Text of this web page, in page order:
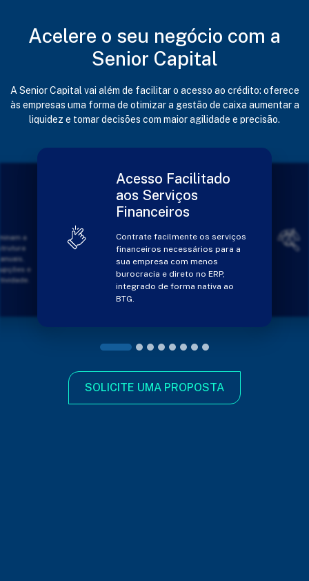
Acelere o seu negócio com a
Senior Capital
A Senior Capital vai além de facilitar o acesso ao crédito: oferece
às empresas uma forma de otimizar a gestão de caixa aumentar a
liquidez e tomar decisões com maior agilidade e precisão.
para a
ao
Eficiência​
Operacional​
Maximize seus resultados com
de boletos, tarifas e também
abra sua conta de forma
totalmente online. Pague
somente no momento da
liquidação, sem necessidade de
VAN Bancária.
SOLICITE UMA PROPOSTA